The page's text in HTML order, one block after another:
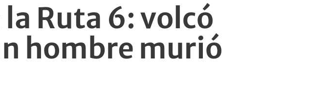
Ruta 6: volcó
hombre murió